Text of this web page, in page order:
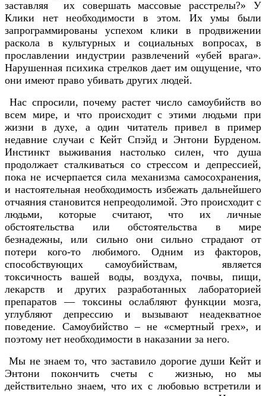
заставляя их совершать массовые расстрелы?» У
Клики нет необходимости в этом. Их умы были
запрограммированы успехом клики в продвижении
раскола в культурных и социальных вопросах, в
прославлении индустрии развлечений «убей врага».
Нарушенная психика стрелков дает им ощущение, что
они имеют право убивать других людей.
Нас спросили, почему растет число самоубийств во
всем мире, и что происходит с этими людьми при
жизни в духе, а один читатель привел в пример
недавние случаи с Кейт Спэйд и Энтони Бурденом.
Инстинкт выживания настолько силен, что душа
продолжает сталкиваться со стрессом и депрессией,
пока не исчерпается сила механизма самосохранения,
и настоятельная необходимость избежать дальнейшего
отчаяния становится непреодолимой. Это происходит с
людьми, которые считают, что их личные
обстоятельства или обстоятельства в мире
безнадежны, или сильно они сильно страдают от
потери кого-то любимого. Одним из факторов,
способствующих самоубийствам, является
токсичность вашей воды, воздуха, почвы, пищи,
лекарств и других разработанных лабораторией
препаратов — токсины ослабляют функции мозга,
углубляют депрессию и вызывают неадекватное
поведение. Самоубийство – не «смертный грех», и
поэтому нет необходимости в наказании за него.
Мы не знаем то, что заставило дорогие души Кейт и
Энтони покончить счеты с жизнью, но мы
действительно знаем, что их с любовью встретили и